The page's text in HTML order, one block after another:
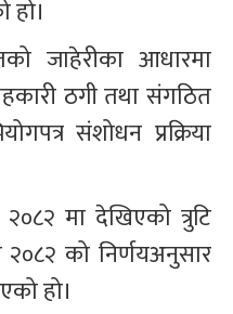
जाहेरीका आधारमा
ठगी तथा संगठित
संशोधन प्रक्रिया
मा देखिएको त्रुटि
२०८२ को निर्णयअनुसार
हो।